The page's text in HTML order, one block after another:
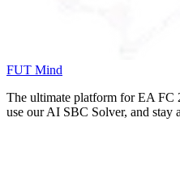
FUT Mind
The ultimate platform for EA FC
use our AI SBC Solver, and stay